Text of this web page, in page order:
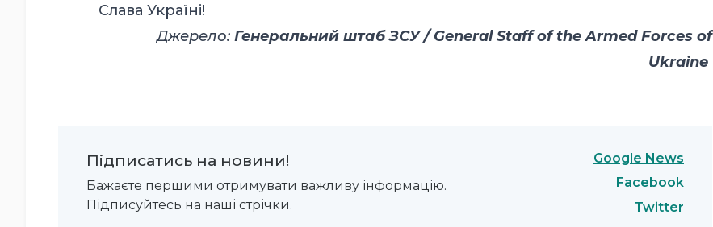
Слава Україні!
Джерело: Генеральний штаб ЗСУ / General Staff of the Armed Forces of
Ukraine
Підписатись на новини!
Бажаєте першими отримувати важливу інформацію.
Підписуйтесь на наші стрічки.
Google News
Facebook
Twitter